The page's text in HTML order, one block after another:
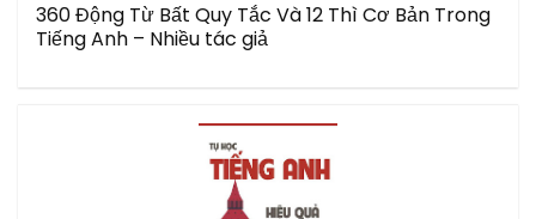
360 Động Từ Bất Quy Tắc Và 12 Thì Cơ Bản Trong
Tiếng Anh – Nhiều tác giả